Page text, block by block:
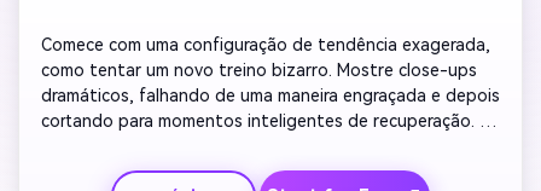
Comece com uma configuração de tendência exagerada,
como tentar um novo treino bizarro. Mostre close-ups
dramáticos, falhando de uma maneira engraçada e depois
cortando para momentos inteligentes de recuperação.
expectativas. Mantenha o ritmo rápido para os rolos. Use